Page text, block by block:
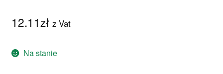
12.11zł z Vat
Na stanie